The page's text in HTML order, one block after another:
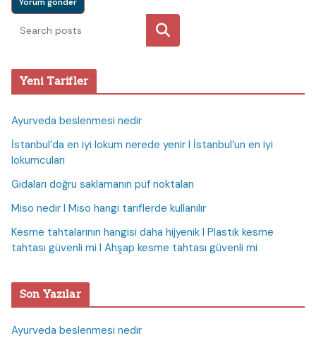
Ara
Yeni Tarifler
Ayurveda beslenmesi nedir
İstanbul’da en iyi lokum nerede yenir I İstanbul’un en iyi
lokumcuları
Gıdaları doğru saklamanın püf noktaları
Miso nedir I Miso hangi tariflerde kullanılır
Kesme tahtalarının hangisi daha hijyenik I Plastik kesme
tahtası güvenli mi I Ahşap kesme tahtası güvenli mi
Son Yazılar
Ayurveda beslenmesi nedir